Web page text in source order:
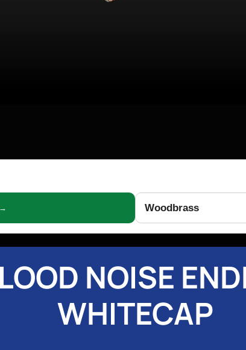
Woodbrass
NOISE
WHITECAP